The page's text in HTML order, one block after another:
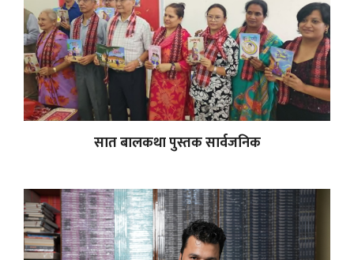
सात बालकथा पुस्तक सार्वजनिक